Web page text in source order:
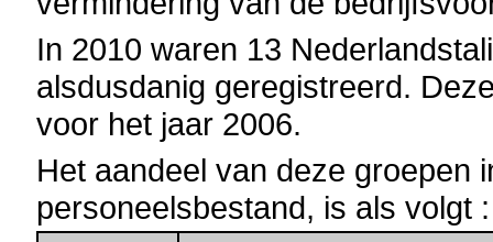
In 2010 waren 13
alsdusdanig geregistreerd.
voor het jaar 2006.
Het aandeel van deze groepen
personeelsbestand, is als volgt :